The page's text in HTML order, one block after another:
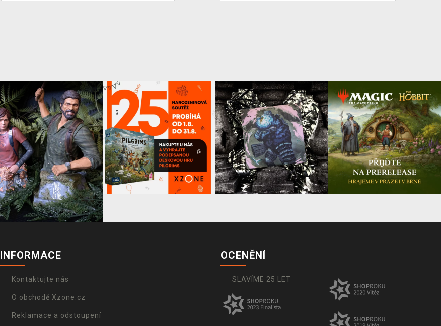
INFORMACE
Kontaktujte nás
O obchodě Xzone.cz
Reklamace a odstoupení
OCENĚNÍ
SLAVÍME 25 LET